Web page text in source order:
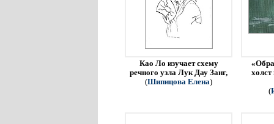
Као Ло изучает схему
речного узла Лук Дау Занг,
(Шипицова Елена)
холст
(